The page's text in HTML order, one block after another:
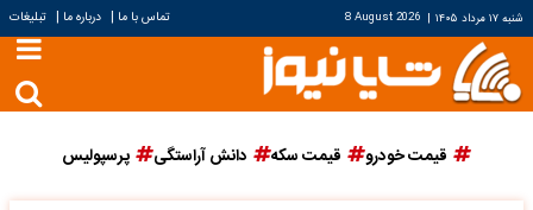
شنبه ۱۷ مرداد ۱۴۰۵ |
8 August 2026 تماس با ما | درباره ما | تبلیغات
قیمت خودرو قیمت سکه دانش آراستگی پرسپولیس